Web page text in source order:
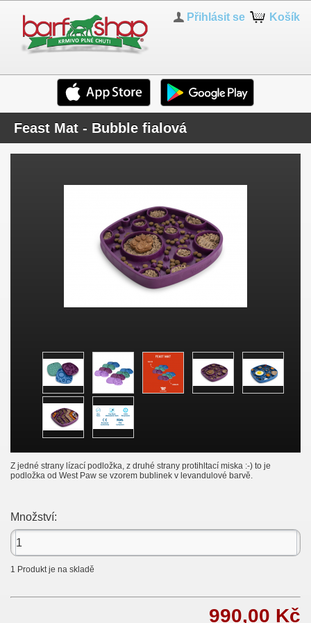
Košík
Přihlásit se
Feast Mat - Bubble fialová
Z jedné strany lízací podložka, z druhé strany protihltací miska :-) to je
podložka od West Paw se vzorem bublinek v levandulové barvě.
Množství:
1 Produkt je na skladě
990,00 Kč